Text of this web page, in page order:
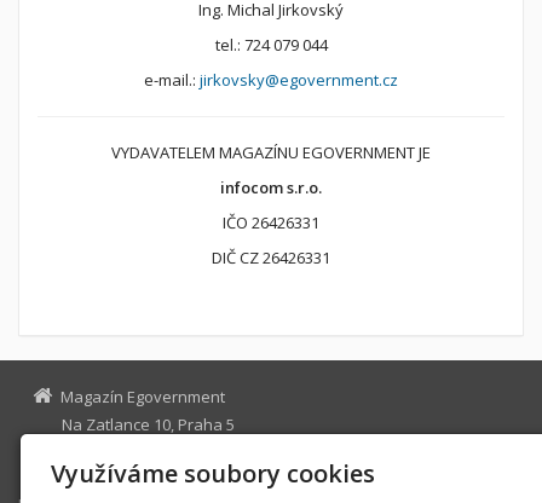
Ing. Michal Jirkovský
tel.: 724 079 044
e-mail.: jirkovsky@egovernment.cz
VYDAVATELEM MAGAZÍNU EGOVERNMENT JE
infocom s.r.o.
IČO 26426331
DIČ CZ 26426331
Magazín Egovernment
Na Zatlance 10, Praha 5
egovernment@egovernment.cz
Využíváme soubory cookies